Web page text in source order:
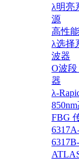
λ明亮
源
高性
λ选择
波器
O波段
器
λ-
FBG